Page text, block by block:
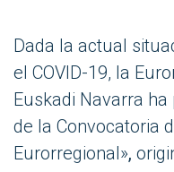
Dada la actual
el COVID-19, la
Euskadi Navarra
de la Convocatoria
Eurorregional»,